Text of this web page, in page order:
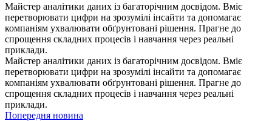
Майстер аналітики даних із багаторічним досвідом. Вміє
перетворювати цифри на зрозумілі інсайти та допомагає
компаніям ухвалювати обґрунтовані рішення. Прагне до
спрощення складних процесів і навчання через реальні
приклади.
Майстер аналітики даних із багаторічним досвідом. Вміє
перетворювати цифри на зрозумілі інсайти та допомагає
компаніям ухвалювати обґрунтовані рішення. Прагне до
спрощення складних процесів і навчання через реальні
приклади.
Попередня новина